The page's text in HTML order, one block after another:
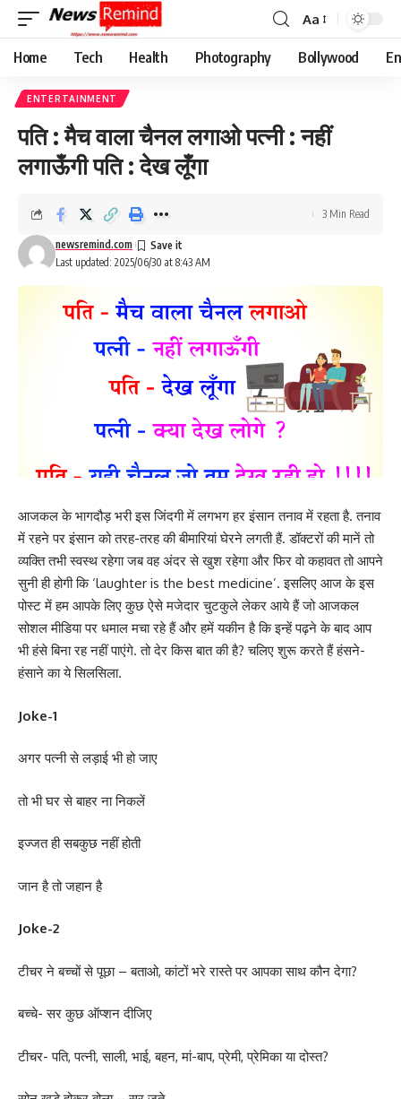
Font
Resizer
Aa
Home Tech Health Photography Bollywood
ENTERTAINMENT
पति : मैच वाला चैनल लगाओ पत्नी : नहीं
लगाऊँगी पति : देख लूँगा
Last updated: 2025/06/30 at 8:43 AM
newsremind.com
3 Min Read
आजकल के भागदौड़ भरी इस जिंदगी में लगभग हर इंसान तनाव में रहता है. तनाव
में रहने पर इंसान को तरह-तरह की बीमारियां घेरने लगती हैं. डॉक्टरों की मानें तो
व्यक्ति तभी स्वस्थ रहेगा जब वह अंदर से खुश रहेगा और फिर वो कहावत तो आपने
सुनी ही होगी कि ‘laughter is the best medicine’. इसलिए आज के इस
पोस्ट में हम आपके लिए कुछ ऐसे मजेदार चुटकुले लेकर आये हैं जो आजकल
सोशल मीडिया पर धमाल मचा रहे हैं और हमें यकीन है कि इन्हें पढ़ने के बाद आप
भी हंसे बिना रह नहीं पाएंगे. तो देर किस बात की है? चलिए शुरू करते हैं हंसने-
हंसाने का ये सिलसिला.
Joke-1
अगर पत्नी से लड़ाई भी हो जाए
तो भी घर से बाहर ना निकलें
इज्जत ही सबकुछ नहीं होती
जान है तो जहान है
Joke-2
टीचर ने बच्चों से पूछा – बताओ, कांटों भरे रास्ते पर आपका साथ कौन देगा?
बच्चे- सर कुछ ऑप्शन दीजिए
टीचर- पति, पत्नी, साली, भाई, बहन, मां-बाप, प्रेमी, प्रेमिका या दोस्त?